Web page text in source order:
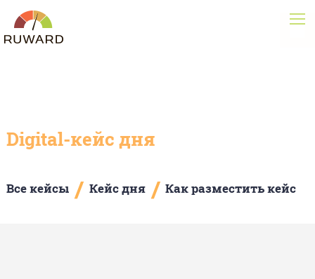
Digital-кейс дня
Все кейсы / Кейс дня / Как разместить кейс